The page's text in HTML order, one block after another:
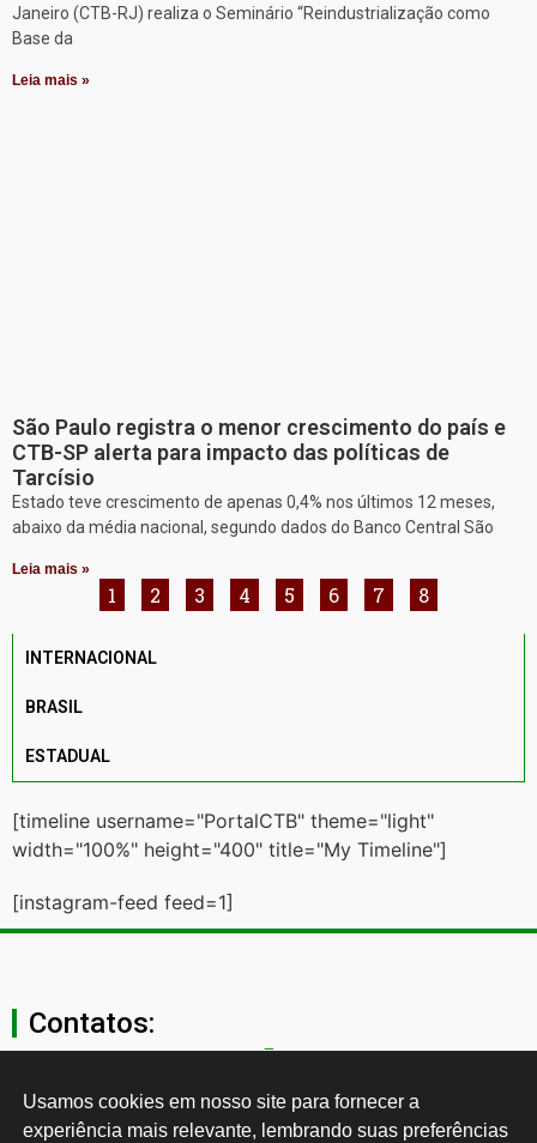
Janeiro (CTB-RJ) realiza o Seminário “Reindustrialização como
Base da
Leia mais »
São Paulo registra o menor crescimento do país e
CTB-SP alerta para impacto das políticas de
Tarcísio
Estado teve crescimento de apenas 0,4% nos últimos 12 meses,
abaixo da média nacional, segundo dados do Banco Central São
Leia mais »
1 2 3 4 5 6 7 8
INTERNACIONAL
BRASIL
ESTADUAL
[timeline username="PortalCTB" theme="light"
width="100%" height="400" title="My Timeline"]
[instagram-feed feed=1]
Contatos:
secgeral@ctb.org.br
Usamos cookies em nosso site para fornecer a
experiência mais relevante, lembrando suas preferências